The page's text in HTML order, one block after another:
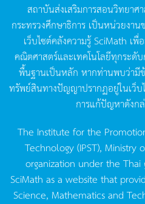
สถาบันส่งเสริมการสอนวิทยาศ
กระทรวงศึกษาธิการ เป็นหน่วยงาน
เว็บไซต์คลังความรู้SciMath เพื่
คณิตศาสตร์และเทคโนโลยีทุกระดั
พื้นฐานเป็นหลัก หากท่านพบว่ามี
ทรัพย์สินทางปัญญาปรากฏอยู่ในเว็บ
การแก้ปัญหาดังก
The Institute for the
Technology (IPST),
organization under the
SciMath as a website that
Science, Mathematics and